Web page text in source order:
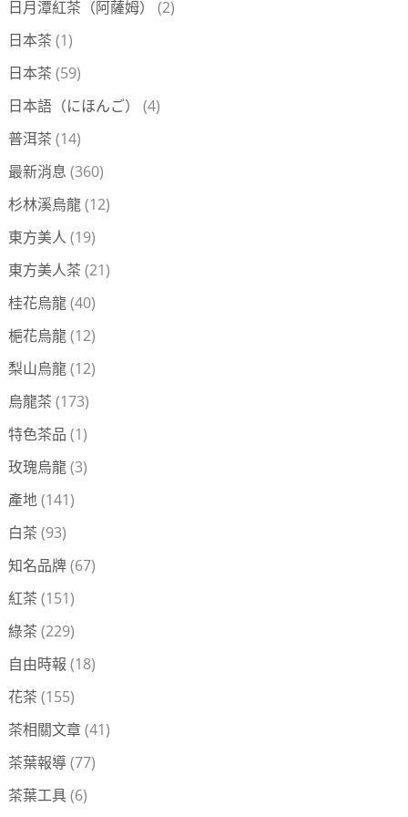
日月潭紅茶（阿薩姆）
(2)
日本茶 (1)
日本茶 (59)
日本語（にほんご）
(4)
普洱茶 (14)
最新消息 (360)
杉林溪烏龍(12)
東方美人 (19)
東方美人茶 (21)
桂花烏龍(40)
梔花烏龍(12)
梨山烏龍(12)
烏龍茶 (173)
特色茶品 (1)
玫瑰烏龍(3)
產地(141)
白茶 (93)
知名品牌(67)
紅茶 (151)
綠茶 (229)
自由時報 (18)
花茶 (155)
茶相關文章(41)
茶葉報導(77)
茶葉工具(6)